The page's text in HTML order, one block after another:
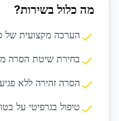
מה כלול בשירות?
הערכה מקצועית של
בחירת שיטת הסרה
הסרה זהירה ללא
טיפול בגרפיטי על